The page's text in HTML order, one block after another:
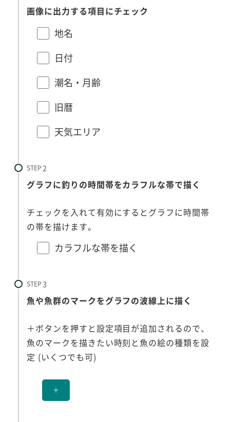
画像に出力する項目にチェック
地名
日付
潮名・月齢
旧暦
天気エリア
STEP
グラフに釣りの時間帯をカラフルな帯で描く
チェックを入れて有効にするとグラフに時間帯
の帯を描けます。
カラフルな帯を描く
STEP
魚や魚群のマークをグラフの波線上に描く
＋ボタンを押すと設定項目が追加されるので、
魚のマークを描きたい時刻と魚の絵の種類を設
定 (いくつでも可)
＋